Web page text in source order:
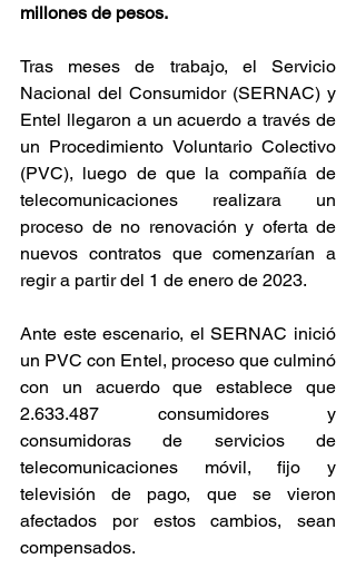
millones de pesos.
Tras meses de trabajo, el Servicio
Nacional del Consumidor (SERNAC) y
Entel llegaron a un acuerdo a través de
un Procedimiento Voluntario Colectivo
(PVC), luego de que la compañía de
telecomunicaciones realizara un
proceso de no renovación y oferta de
nuevos contratos que comenzarían a
regir a partir del 1 de enero de 2023.
Ante este escenario, el SERNAC inició
un PVC con Entel, proceso que culminó
con un acuerdo que establece que
2.633.487 consumidores y
consumidoras de servicios de
telecomunicaciones móvil, fijo y
televisión de pago, que se vieron
afectados por estos cambios, sean
compensados.